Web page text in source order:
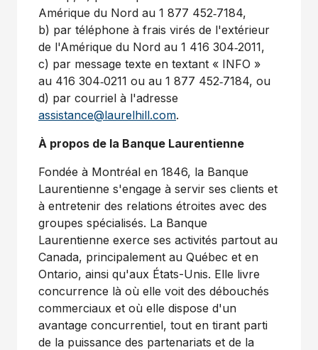
Amérique du Nord au 1 877 452‑7184,
b) par téléphone à frais virés de l'extérieur
de l'Amérique du Nord au 1 416 304‑2011,
c) par message texte en textant « INFO »
au 416 304‑0211 ou au 1 877 452‑7184, ou
d) par courriel à l'adresse
assistance@laurelhill.com.
À propos de la Banque Laurentienne
Fondée à Montréal en 1846, la Banque
Laurentienne s'engage à servir ses clients et
à entretenir des relations étroites avec des
groupes spécialisés. La Banque
Laurentienne exerce ses activités partout au
Canada, principalement au Québec et en
Ontario, ainsi qu'aux États-Unis. Elle livre
concurrence là où elle voit des débouchés
commerciaux et où elle dispose d'un
avantage concurrentiel, tout en tirant parti
de la puissance des partenariats et de la